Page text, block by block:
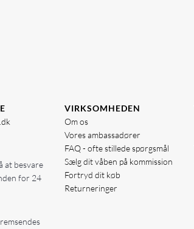
at besvare
for 24
VIRKSOMHEDEN
Om os
Vores ambassadører
FAQ - ofte stillede spørgsmål
Sælg dit våben på kommission
Fortryd dit køb
Returneringer